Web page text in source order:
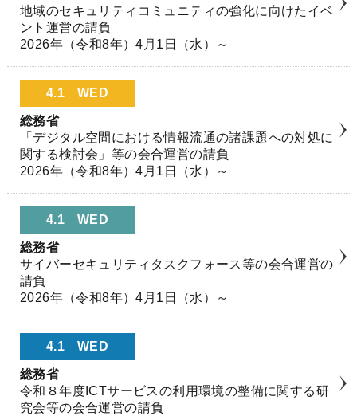
地域のセキュリティコミュニティの強化に向けたイベ
ント運営の請負
2026年（令和8年）4月1日（水）～
4.1 WED
総務省
「デジタル空間における情報流通の諸課題への対処に
関する検討会」等の会合運営の請負
2026年（令和8年）4月1日（水）～
4.1 WED
総務省
サイバーセキュリティタスクフォース等の会合運営の
請負
2026年（令和8年）4月1日（水）～
4.1 WED
総務省
令和８年度ICTサービスの利用環境の整備に関する研
究会等の会合運営の請負